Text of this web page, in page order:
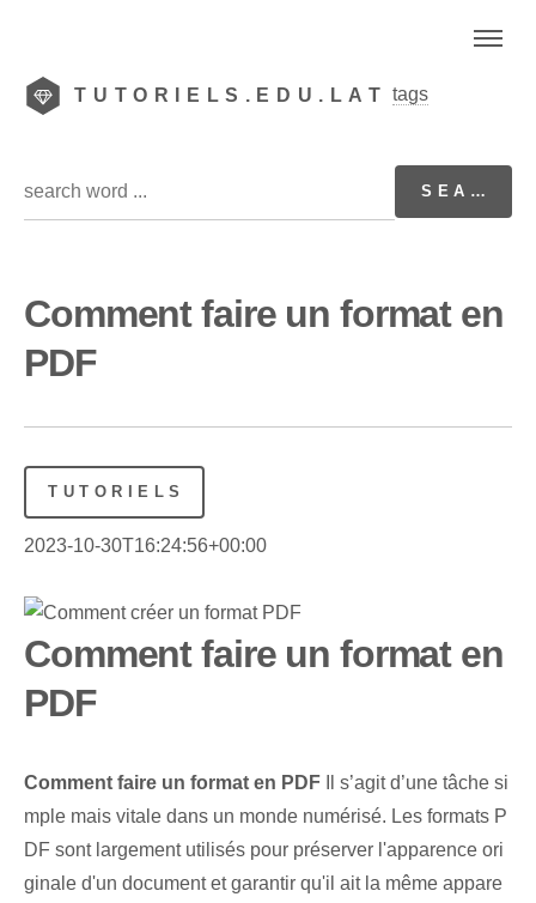
TUTORIELS.EDU.LAT tags
Comment faire un format en
PDF
TUTORIELS
2023-10-30T16:24:56+00:00
Comment faire un format en
PDF
Comment faire un format en PDF Il s’agit d’une tâche si
mple mais vitale dans un monde numérisé. Les formats P
DF sont largement utilisés pour préserver l'apparence ori
ginale d'un document et garantir qu'il ait la même appare